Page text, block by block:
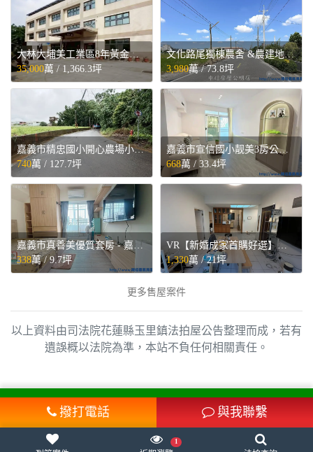
撥打電話 與我聯繫
大林大埔美工業區8年黃金廠辦 - 嘉義縣大林鎮售屋
35,000萬 / 1,366.3坪
文化路尾獨棟農舍 &農建地 - 嘉義縣民雄鄉售屋
3,980萬 /73.8坪
嘉義市精忠國小開心農場小筆農地 - 嘉義市東區售屋
740萬 / 127.7坪
嘉義市宣信國小靓美3房公寓 - 嘉義市東區售屋
668萬 / 33.4坪
嘉義市真善美優質套房 - 嘉義市西區售屋
338萬 / 9.7坪
VR【新婚成家首購好選】四號公園暖心2房◕‿◕寓見忠杏 - 新北市中和區售屋
1,330萬 /21坪
更多售屋案件
以上資料由司法院花蓮縣玉里鎮法拍屋公告整理而成，若有
遺誤概以法院為準，本站不負任何相關責任。
1
07-9605858
營業時間：周一至周五 8:30-17:30